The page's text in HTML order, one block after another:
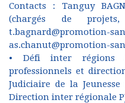
Contacts : Tanguy
(chargés de
as.chanut@promotion-
• Défi inter régions
professionnels et
Judiciaire de la
Direction inter régionale